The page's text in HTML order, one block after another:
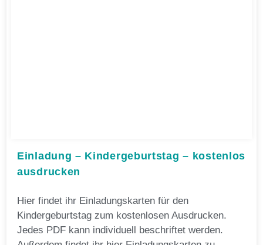
Einladung – Kindergeburtstag – kostenlos
ausdrucken
Hier findet ihr Einladungskarten für den
Kindergeburtstag zum kostenlosen Ausdrucken.
Jedes PDF kann individuell beschriftet werden.